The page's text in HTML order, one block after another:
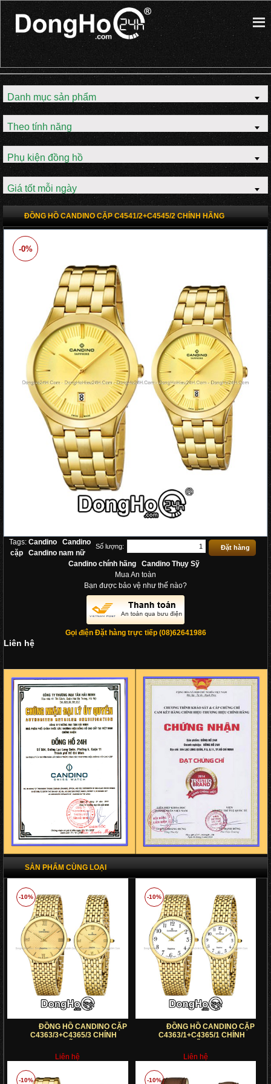
Danh mục sản phẩm
Theo tính năng
Phụ kiện đồng hồ
Giá tốt mỗi ngày
ĐỒNG HỒ CANDINO CẶP C4541/2+C4545/2 CHÍNH HÃNG
-0%
Số lượng:
Tags: Candino
Candino
cặp
Candino nam nữ
Candino chính hãng
Candino Thụy Sỹ
Mua An toàn
Bạn được bảo vệ như thế nào?
Gọi điện Đặt hàng trực tiếp (08)62641986
Liên hệ
SẢN PHẨM CÙNG LOẠI
-10%
ĐỒNG HỒ CANDINO CẶP
C4363/3+C4365/3 CHÍNH
Liên hệ
-10%
ĐỒNG HỒ CANDINO CẶP
C4363/1+C4365/1 CHÍNH
Liên hệ
-10% -10%